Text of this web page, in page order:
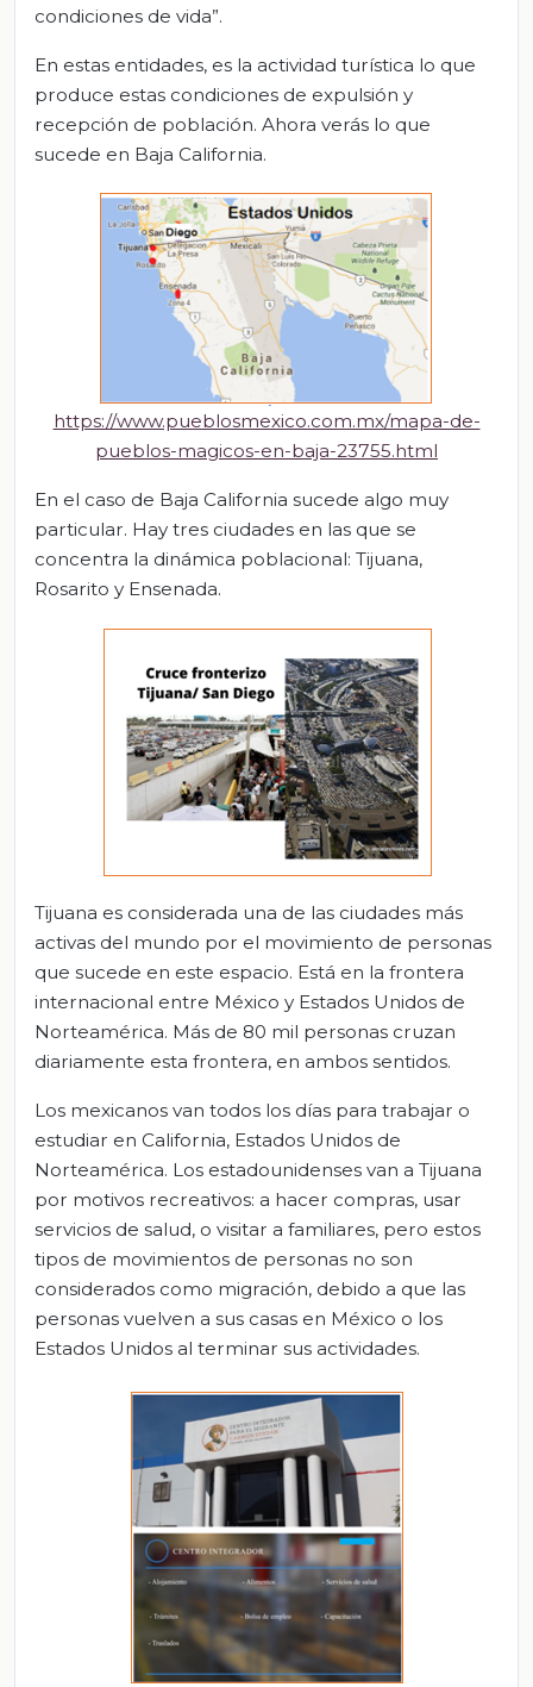
condiciones de vida”.
En estas entidades, es la actividad turística lo que
produce estas condiciones de expulsión y
recepción de población. Ahora verás lo que
sucede en Baja California.
https://www.pueblosmexico.com.mx/mapa-de-
pueblos-magicos-en-baja-23755.html
En el caso de Baja California sucede algo muy
particular. Hay tres ciudades en las que se
concentra la dinámica poblacional: Tijuana,
Rosarito y Ensenada.
Tijuana es considerada una de las ciudades más
activas del mundo por el movimiento de personas
que sucede en este espacio. Está en la frontera
internacional entre México y Estados Unidos de
Norteamérica. Más de 80 mil personas cruzan
diariamente esta frontera, en ambos sentidos.
Los mexicanos van todos los días para trabajar o
estudiar en California, Estados Unidos de
Norteamérica. Los estadounidenses van a Tijuana
por motivos recreativos: a hacer compras, usar
servicios de salud, o visitar a familiares, pero estos
tipos de movimientos de personas no son
considerados como migración, debido a que las
personas vuelven a sus casas en México o los
Estados Unidos al terminar sus actividades.